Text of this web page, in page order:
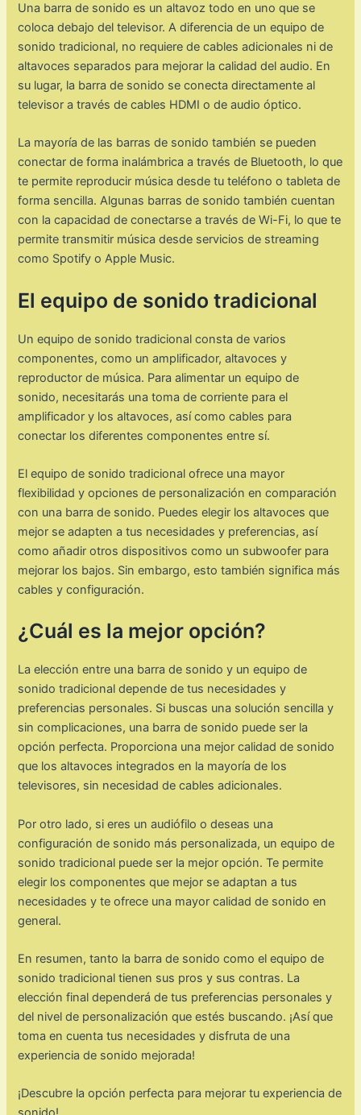
Una barra de sonido es un altavoz todo en uno que se
coloca debajo del televisor. A diferencia de un equipo de
sonido tradicional, no requiere de cables adicionales ni de
altavoces separados para mejorar la calidad del audio. En
su lugar, la barra de sonido se conecta directamente al
televisor a través de cables HDMI o de audio óptico.
La mayoría de las barras de sonido también se pueden
conectar de forma inalámbrica a través de Bluetooth, lo que
te permite reproducir música desde tu teléfono o tableta de
forma sencilla. Algunas barras de sonido también cuentan
con la capacidad de conectarse a través de Wi-Fi, lo que te
permite transmitir música desde servicios de streaming
como Spotify o Apple Music.
El equipo de sonido tradicional
Un equipo de sonido tradicional consta de varios
componentes, como un amplificador, altavoces y
reproductor de música. Para alimentar un equipo de
sonido, necesitarás una toma de corriente para el
amplificador y los altavoces, así como cables para
conectar los diferentes componentes entre sí.
El equipo de sonido tradicional ofrece una mayor
flexibilidad y opciones de personalización en comparación
con una barra de sonido. Puedes elegir los altavoces que
mejor se adapten a tus necesidades y preferencias, así
como añadir otros dispositivos como un subwoofer para
mejorar los bajos. Sin embargo, esto también significa más
cables y configuración.
¿Cuál es la mejor opción?
La elección entre una barra de sonido y un equipo de
sonido tradicional depende de tus necesidades y
preferencias personales. Si buscas una solución sencilla y
sin complicaciones, una barra de sonido puede ser la
opción perfecta. Proporciona una mejor calidad de sonido
que los altavoces integrados en la mayoría de los
televisores, sin necesidad de cables adicionales.
Por otro lado, si eres un audiófilo o deseas una
configuración de sonido más personalizada, un equipo de
sonido tradicional puede ser la mejor opción. Te permite
elegir los componentes que mejor se adaptan a tus
necesidades y te ofrece una mayor calidad de sonido en
general.
En resumen, tanto la barra de sonido como el equipo de
sonido tradicional tienen sus pros y sus contras. La
elección final dependerá de tus preferencias personales y
del nivel de personalización que estés buscando. ¡Así que
toma en cuenta tus necesidades y disfruta de una
experiencia de sonido mejorada!
¡Descubre la opción perfecta para mejorar tu experiencia de